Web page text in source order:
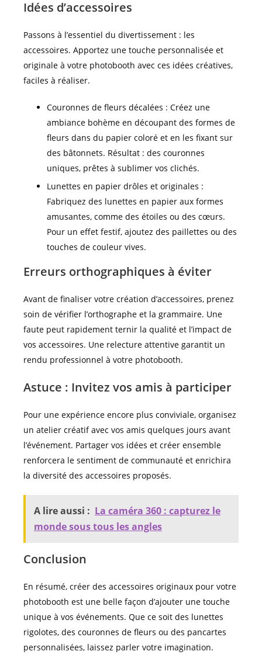
Idées d’accessoires
Passons à l’essentiel du divertissement : les
accessoires. Apportez une touche personnalisée et
originale à votre photobooth avec ces idées créatives,
faciles à réaliser.
Couronnes de fleurs décalées : Créez une
ambiance bohème en découpant des formes de
fleurs dans du papier coloré et en les fixant sur
des bâtonnets. Résultat : des couronnes
uniques, prêtes à sublimer vos clichés.
Lunettes en papier drôles et originales :
Fabriquez des lunettes en papier aux formes
amusantes, comme des étoiles ou des cœurs.
Pour un effet festif, ajoutez des paillettes ou des
touches de couleur vives.
Erreurs orthographiques à éviter
Avant de finaliser votre création d’accessoires, prenez
soin de vérifier l’orthographe et la grammaire. Une
faute peut rapidement ternir la qualité et l’impact de
vos accessoires. Une relecture attentive garantit un
rendu professionnel à votre photobooth.
Astuce : Invitez vos amis à participer
Pour une expérience encore plus conviviale, organisez
un atelier créatif avec vos amis quelques jours avant
l’événement. Partager vos idées et créer ensemble
renforcera le sentiment de communauté et enrichira
la diversité des accessoires proposés.
A lire aussi : La caméra 360 : capturez le
monde sous tous les angles
Conclusion
En résumé, créer des accessoires originaux pour votre
photobooth est une belle façon d’ajouter une touche
unique à vos événements. Que ce soit des lunettes
rigolotes, des couronnes de fleurs ou des pancartes
personnalisées, laissez parler votre imagination.